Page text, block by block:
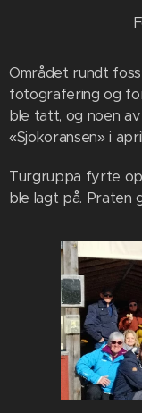
Området rundt
fotografering og
ble tatt, og noen
«Sjokoransen» i
Turgruppa fyrte
ble lagt på. Praten